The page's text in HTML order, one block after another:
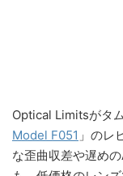
Optical Limitsがタ
Model F051 」のレ
な歪曲収差や遅め